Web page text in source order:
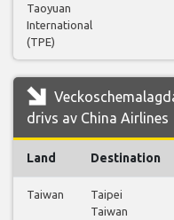
Taoyuan
International
(TPE)
drivs av China Airlines
Land Destination
Taiwan
Taipei
Taiwan